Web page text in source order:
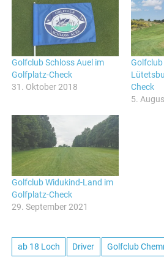
Golfclub Schloss Auel im
Golfplatz-Check
31. Oktober 2018
Check
5.
Golfclub Widukind-Land im
Golfplatz-Check
29. September 2021
ab 18 Loch Driver Golfclub